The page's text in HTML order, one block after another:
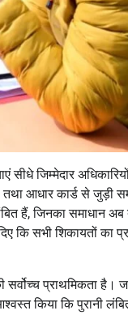
सीधे जिम्मेदार
तथा आधार कार्ड से जुड़ी
हैं, जिनका समाधान अब
कि सभी शिकायतों का
प्राथमिकता है।
किया कि पुरानी